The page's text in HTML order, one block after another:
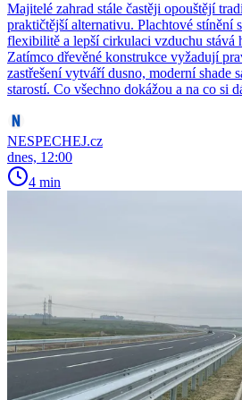
Majitelé zahrad stále častěji opouštějí
praktičtější alternativu. Plachtové stínění
flexibilitě a lepší cirkulaci vzduchu stává
Zatímco dřevěné konstrukce vyžadují
zastřešení vytváří dusno, moderní shade
starostí. Co všechno dokážou a na co si
NESPECHEJ.cz
dnes, 12:00
4 min